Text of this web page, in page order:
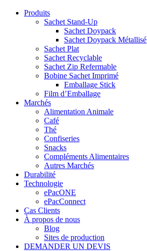
Produits
Sachet Stand-Up
Sachet Doypack
Sachet Doypack Métallisé
Sachet Plat
Sachet Recyclable
Sachet Zip Refermable
Bobine Sachet Imprimé
Emballage Stick
Film d’Emballage
Marchés
Alimentation Animale
Café
Thé
Confiseries
Snacks
Compléments Alimentaires
Autres Marchés
Durabilité
Technologie
ePacONE
ePacConnect
Cas Clients
À propos de nous
Blog
Sites de production
DEMANDER UN DEVIS